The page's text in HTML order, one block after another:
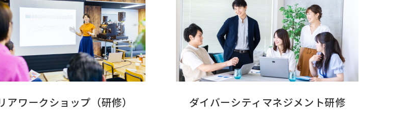
アワークショップ（研修） ダイバーシティマネジメント研修